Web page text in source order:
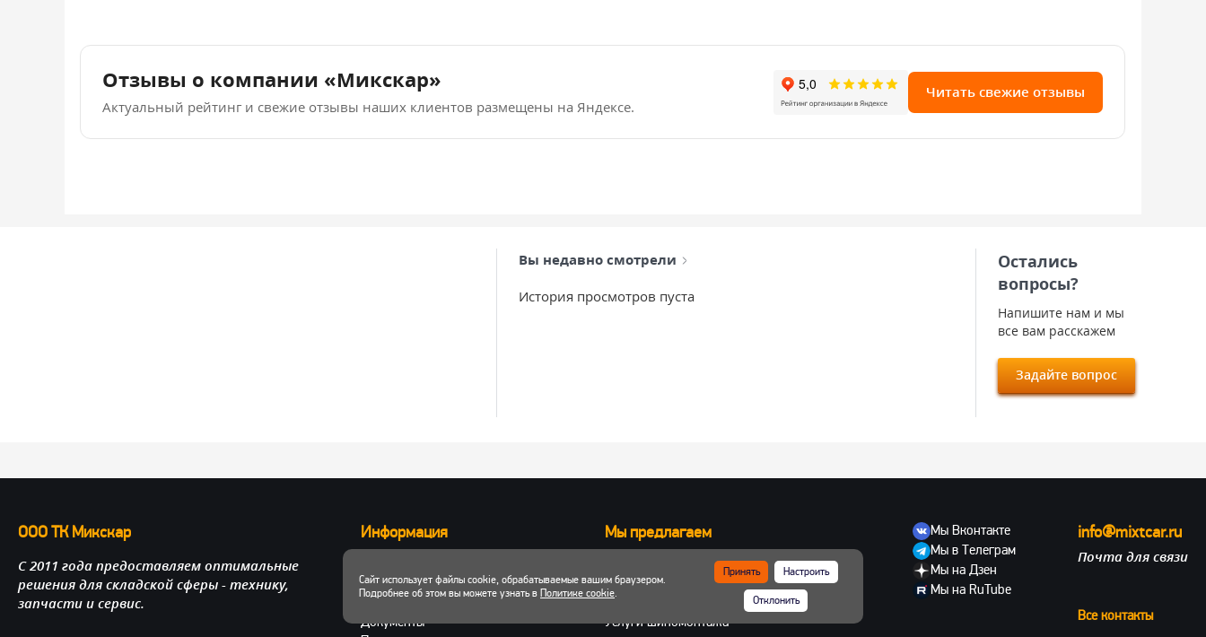
Отзывы о компании «Микскар»
Актуальный рейтинг и свежие отзывы наших клиентов размещены на Яндексе.
Читать свежие отзывы
Вы недавно смотрели
История просмотров пуста
Остались
вопросы?
Напишите нам и мы
все вам расскажем
Задайте вопрос
ООО ТК Микскар
С 2011 года предоставляем оптимальные
решения для складской сферы - технику,
запчасти и сервис.
Информация
Доставка и оплата
Личный кабинет
Документы
Мы предлагаем
Запчасти для вилочных погрузчиков
Запчасти для двигателей
Шины, колеса, диски
Услуги шиномонтажа
Мы Вконтакте
Мы в Телеграм
Мы на Дзен
Мы на RuTube
info@mixtcar.ru
Почта для связи
Все контакты
Сайт использует файлы cookie, обрабатываемые вашим браузером.
Подробнее об этом вы можете узнать в Политике cookie.
Принять Настроить
Отклонить